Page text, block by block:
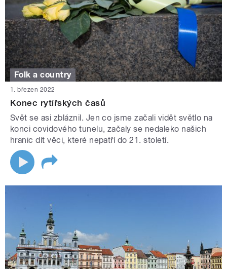
Folk a country
1. březen 2022
Konec rytířských časů
Svět se asi zbláznil. Jen co jsme začali vidět světlo na
konci covidového tunelu, začaly se nedaleko našich
hranic dít věci, které nepatří do 21. století.